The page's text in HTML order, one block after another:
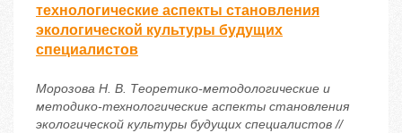
технологические аспекты становления
экологической культуры будущих
специалистов
Морозова Н. В. Теоретико-методологические и
методико-технологические аспекты становления
экологической культуры будущих специалистов //